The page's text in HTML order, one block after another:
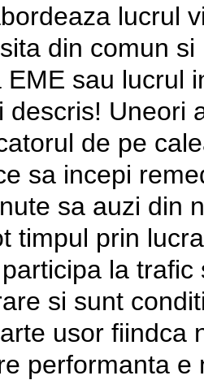
lucrul
din comun
EME sau lucrul
descris! Uneori
de pe
sa incepi
sa auzi din
timpul prin
la
si sunt
usor fiindca
performanta e